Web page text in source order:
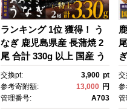
ランキング 1位 獲得！ う
なぎ 鹿児島県産 長蒲焼 2
尾 合計 330g 以上 国産 う
なぎ 鰻 ウナギ 蒲焼き 蒲
焼 かばやき 魚 魚介 魚
貝 海鮮 うな重 ひつまぶ
交換pt: 3,900 pt
参考寄附額:
13,000 円
管理番号:
A703
交